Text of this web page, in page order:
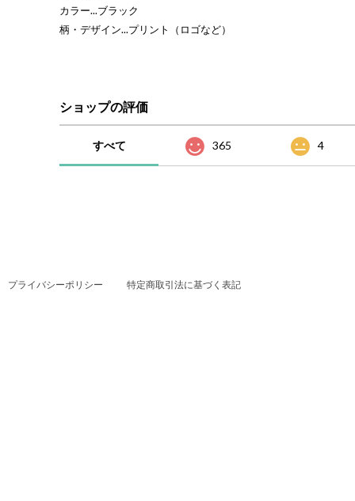
カラー...ブラック
柄・デザイン...プリント（ロゴなど）
ショップの評価
すべて 365 4
プライバシーポリシー 特定商取引法に基づく表記